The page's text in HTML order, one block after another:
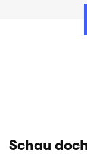
Schau